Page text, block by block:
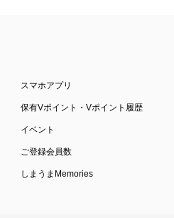
スマホアプリ
保有Vポイント・Vポイント履歴
イベント
ご登録会員数
しまうまMemories